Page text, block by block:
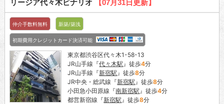
リージア代々木ビナリオ 【07月31日更新】
仲介手数料無料 新築/築浅
初期費用クレジットカード決済可能
東京都渋谷区代々木1-58-13
JR山手線『代々木駅 』徒歩4分
JR山手線『新宿駅 』徒歩8分
JR中央・総武線『新宿駅 』徒歩8分
小田急小田原線『南新宿駅 』徒歩4分
都営新宿線『新宿駅 』徒歩8分